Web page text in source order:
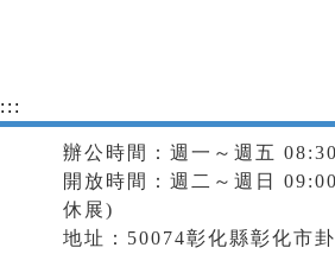
:::
辦公時間：週一～週五
開放時間：週二～週日
休展)
地址：50074彰化縣彰化市